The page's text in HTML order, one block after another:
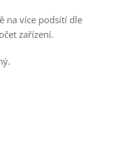
na více podsítí dle
zařízení.